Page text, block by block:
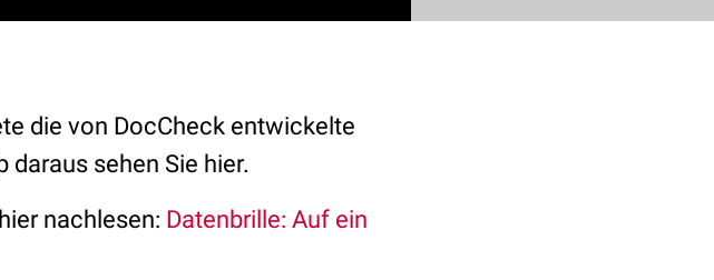
die von DocCheck entwickelte
daraus sehen Sie hier.
nachlesen: Datenbrille: Auf ein